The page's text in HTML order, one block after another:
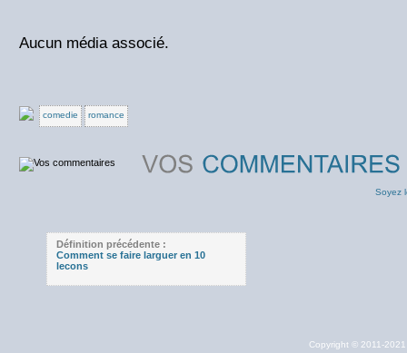
Aucun média associé.
comedie romance
Soyez
Définition précédente :
Comment se faire larguer en 10
lecons
Copyright © 2011-